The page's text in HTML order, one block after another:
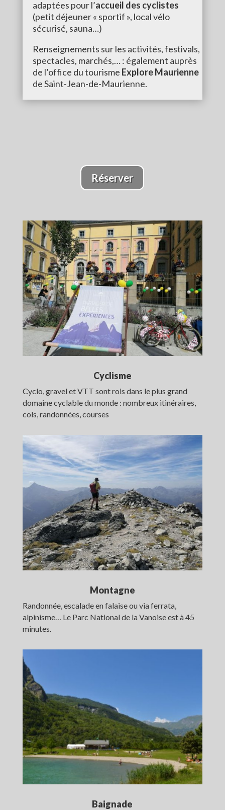
adaptées pour l’accueil des cyclistes
(petit déjeuner « sportif », local vélo
sécurisé, sauna…)
Renseignements sur les activités, festivals,
spectacles, marchés,… : également auprès
de l’office du tourisme Explore Maurienne
de Saint-Jean-de-Maurienne.
Réserver
Cyclisme
Cyclo, gravel et VTT sont rois dans le plus grand
domaine cyclable du monde : nombreux itinéraires,
cols, randonnées, courses
Montagne
Randonnée, escalade en falaise ou via ferrata,
alpinisme… Le Parc National de la Vanoise est à 45
minutes.
Baignade